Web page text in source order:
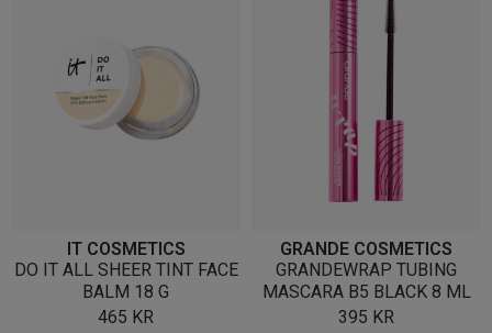
IT COSMETICS
DO IT ALL SHEER TINT FACE
BALM 18 G
465 KR
GRANDE COSMETICS
GRANDEWRAP TUBING
MASCARA B5 BLACK 8 ML
395 KR